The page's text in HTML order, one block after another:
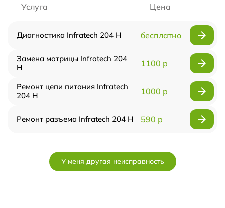
Услуга Цена
Диагностика Infratech 204 Н бесплатно
Замена матрицы Infratech 204
Н
1100 р
Ремонт цепи питания Infratech
204 Н
1000 р
Ремонт разъема Infratech 204 Н 590 р
У меня другая неисправность